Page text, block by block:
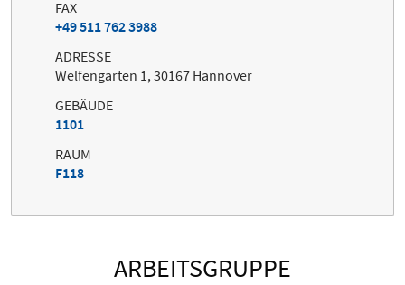
FAX
+49 511 762 3988
ADRESSE
Welfengarten 1, 30167 Hannover
GEBÄUDE
1101
RAUM
F118
ARBEITSGRUPPE